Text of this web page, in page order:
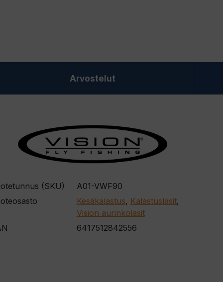
Arvostelut
(SKU)
A01-VWF90
Kesäkalastus, Kalastuslasit,
Vision aurinkolasit
6417512842556